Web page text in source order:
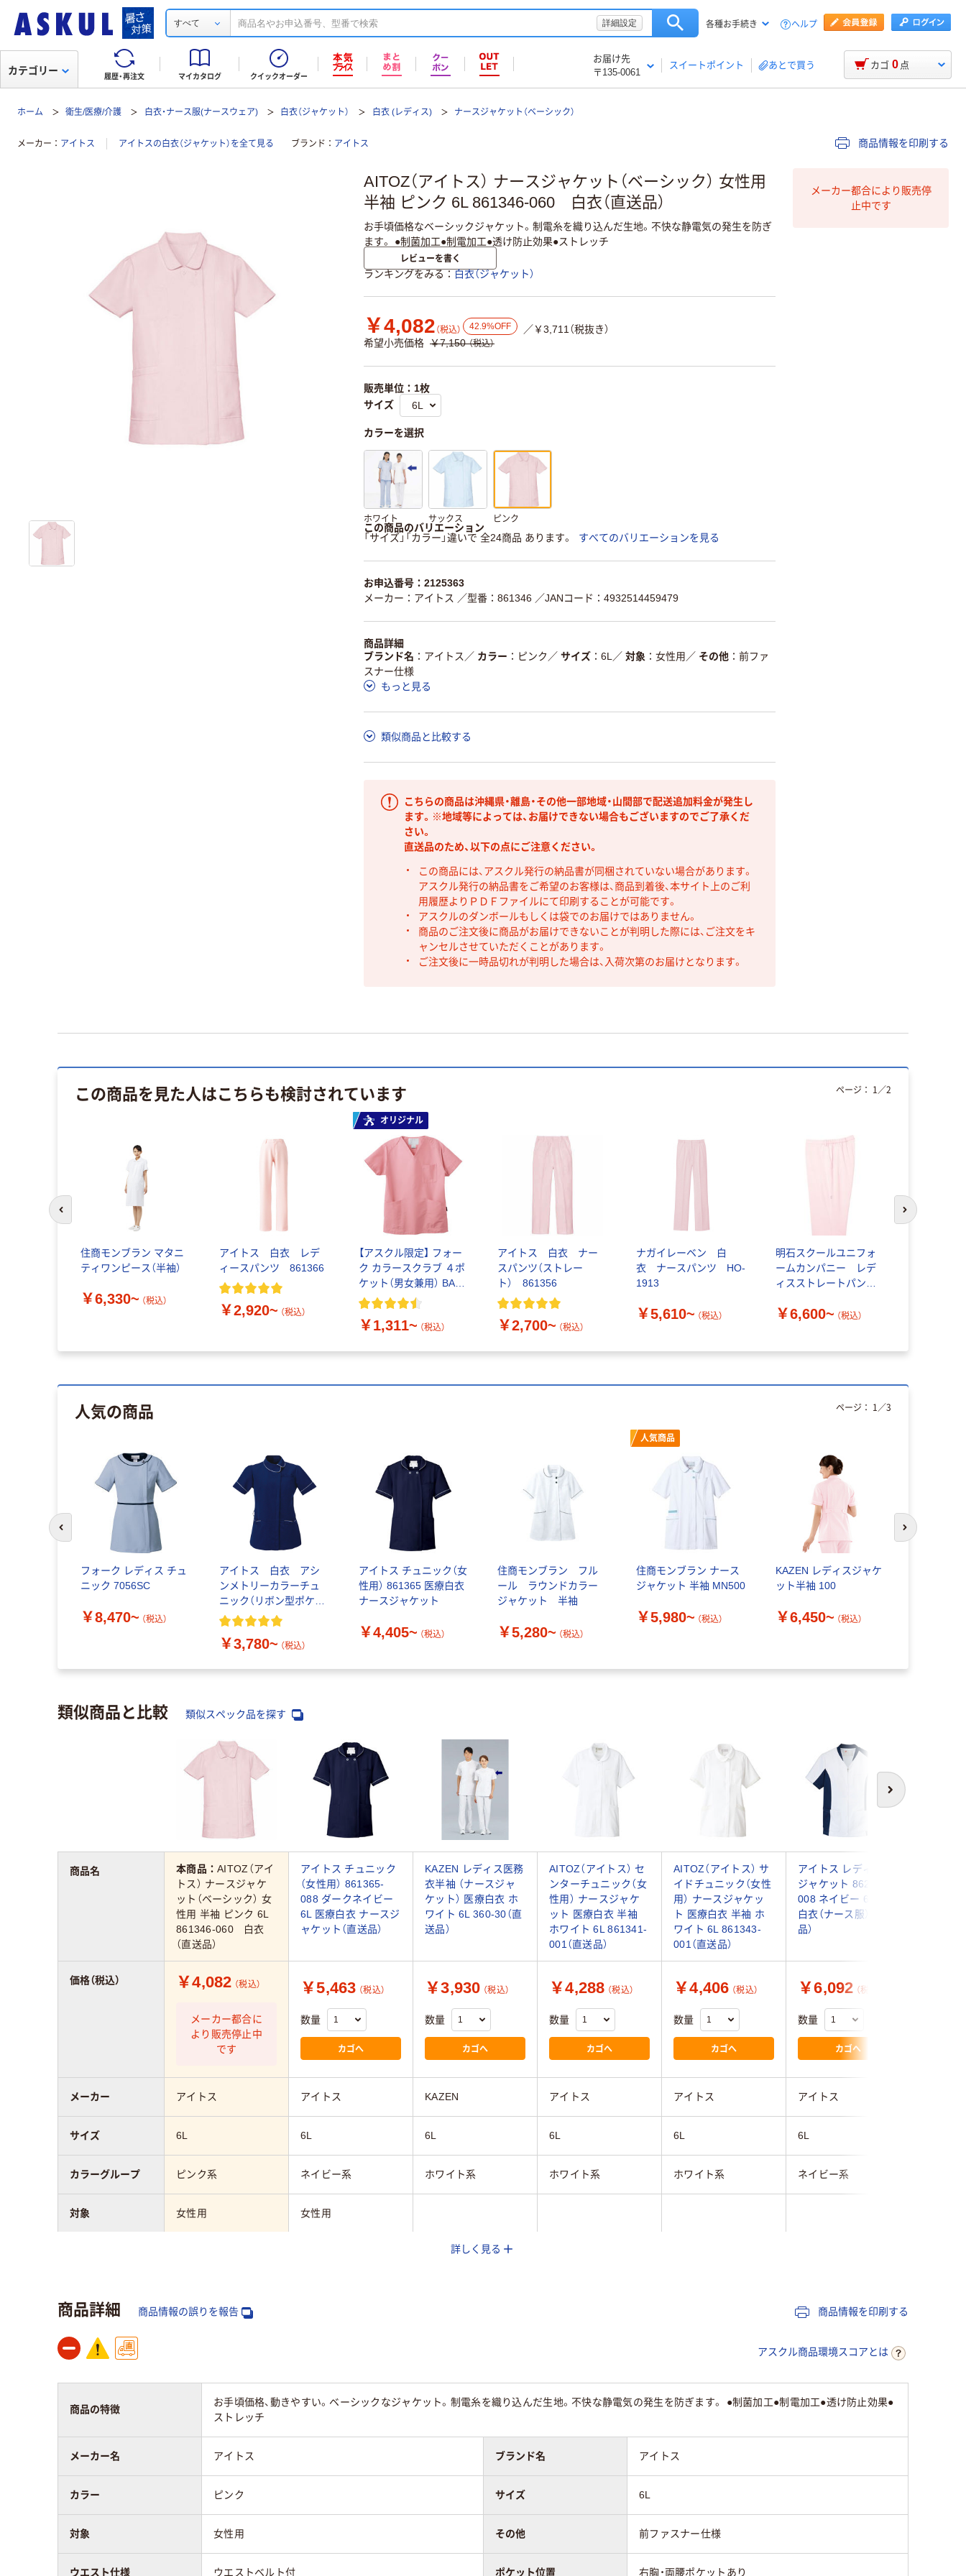
すべて 詳細設定 各種お手続き ヘルプ
履歴・再注文 マイカタログ クイックオーダー
お届け先
〒135-0061
スイートポイント あとで買う
カテゴリー カゴ 0 点
ホーム 衛生/医療/介護 白衣・ナース服(ナースウェア) 白衣（ジャケット） 白衣 (レディス) ナースジャケット（ベーシック）
メーカー アイトス アイトスの白衣（ジャケット）を全て見る ブランド アイトス 商品情報を印刷する
AITOZ（アイトス） ナースジャケット（ベーシック） 女性用
半袖 ピンク 6L 861346-060 白衣（直送品）
お手頃価格なベーシックジャケット。制電糸を織り込んだ生地。不快な静電気の発生を防ぎ
ます。 ●制菌加工●制電加工●透け防止効果●ストレッチ
レビューを書く
ランキングをみる 白衣（ジャケット）
￥4,082 （税込） 42.9%OFF
／￥3,711（税抜き）
希望小売価格 ￥7,150 （税込）
販売単位：1枚
サイズ
カラーを選択
ホワイト サックス ピンク
この商品のバリエーション
「サイズ」「カラー」違いで 全24商品 あります。
すべてのバリエーションを見る
お申込番号：2125363
メーカー：アイトス ／型番：861346 ／JANコード：4932514459479
商品詳細
ブランド名
アイトス ／ カラー ピンク ／ サイズ 6L ／ 対象 女性用 ／ その他
前ファ
スナー仕様
もっと見る
類似商品と比較する
こちらの商品は沖縄県・離島・その他一部地域・山間部で配送追加料金が発生し
ます。※地域等によっては、お届けできない場合もございますのでご了承くだ
さい。
直送品のため、以下の点にご注意ください。
この商品には、アスクル発行の納品書が同梱されていない場合があります。
アスクル発行の納品書をご希望のお客様は、商品到着後、本サイト上のご利
用履歴よりＰＤＦファイルにて印刷することが可能です。
アスクルのダンボールもしくは袋でのお届けではありません。
商品のご注文後に商品がお届けできないことが判明した際には、ご注文をキ
ャンセルさせていただくことがあります。
ご注文後に一時品切れが判明した場合は、入荷次第のお届けとなります。
メーカー都合により販売停
止中です
この商品を見た人はこちらも検討されています
住商モンブラン マタニ
ティワンピース（半袖）
￥6,330~ （税込）
アイトス 白衣 レデ
ィースパンツ 861366
￥2,920~ （税込）
オリジナル
【アスクル限定】 フォー
ク カラースクラブ ４ポ
ケット（男女兼用） BAS-
001
￥1,311~ （税込）
アイトス 白衣 ナー
スパンツ（ストレー
ト） 861356
￥2,700~ （税込）
ナガイレーベン 白
衣 ナースパンツ HO-
1913
￥5,610~ （税込）
明石スクールユニフォ
ームカンパニー レデ
ィスストレートパン
￥6,600~ （税込）
ページ： 1 ／2
前のスライドへ 次のスライド
人気の商品
フォーク レディス チュ
ニック 7056SC
￥8,470~ （税込）
アイトス 白衣 アシ
ンメトリーカラーチュ
ニック（リボン型ポケッ
ト）
￥3,780~ （税込）
アイトス チュニック（女
性用） 861365 医療白衣
ナースジャケット
￥4,405~ （税込）
住商モンブラン フル
ール ラウンドカラー
ジャケット 半袖
￥5,280~ （税込）
人気商品
住商モンブラン ナース
ジャケット 半袖 MN500
￥5,980~ （税込）
KAZEN レディスジャケ
ット半袖 100
￥6,450~ （税込）
ページ： 1 ／3
前のスライドへ 次のスライド
類似商品と比較 類似スペック品を探す
次へ
本商品：AITOZ（アイ
トス） ナースジャケ
ット（ベーシック） 女
性用 半袖 ピンク 6L
861346-060 白衣
（直送品）
アイトス チュニック
（女性用） 861365-
088 ダークネイビー
6L 医療白衣 ナースジ
ャケット（直送品）
KAZEN レディス医務
衣半袖 （ナースジャ
ケット） 医療白衣 ホ
ワイト 6L 360-30（直
送品）
AITOZ（アイトス） セ
ンターチュニック（女
性用） ナースジャケ
ット 医療白衣 半袖
ホワイト 6L 861341-
001（直送品）
AITOZ（アイトス） サ
イドチュニック（女性
用） ナースジャケッ
ト 医療白衣 半袖 ホ
ワイト 6L 861343-
001（直送品）
アイトス レディース
ジャケット 862003-
008 ネイビー 6L 医療
白衣（ナース服）（直送
品）
￥4,082 （税込）
メーカー都合に
より販売停止中
です
￥5,463 （税込）
数量
カゴへ
￥3,930 （税込）
数量
カゴへ
￥4,288 （税込）
数量
カゴへ
￥4,406 （税込）
数量
カゴへ
￥6,092 （税込）
数量
カゴへ
アイトス アイトス KAZEN アイトス アイトス アイトス
6L 6L 6L 6L 6L 6L
ピンク系 ネイビー系 ホワイト系 ホワイト系 ホワイト系 ネイビー系
女性用 女性用
100%）
商品名
価格（税込）
メーカー
サイズ
カラーグループ
対象
詳しく見る
商品詳細 商品情報の誤りを報告 商品情報を印刷する
アスクル商品環境スコアとは
商品の特徴
お手頃価格、動きやすい。ベーシックなジャケット。制電糸を織り込んだ生地。不快な静電気の発生を防ぎます。 ●制菌加工●制電加工●透け防止効果●
ストレッチ
メーカー名 アイトス ブランド名 アイトス
カラー ピンク サイズ 6L
対象 女性用 その他 前ファスナー仕様
ウエスト仕様 ウエストベルト付 ポケット位置 右胸・両腰ポケットあり